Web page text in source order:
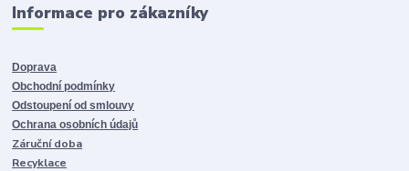
Informace pro zákazníky
Doprava
Obchodní podmínky
Odstoupení od smlouvy
Ochrana osobních údajů
Záruční doba
Recyklace